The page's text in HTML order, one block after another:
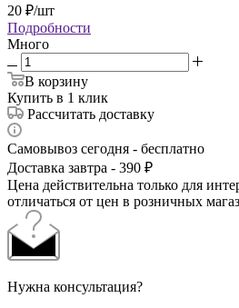
20 ₽/шт
Подробности
Много
В корзину
Купить в 1 клик
Рассчитать доставку
Самовывоз сегодня - бесплатно
Доставка завтра - 390 ₽
Цена действительна только для
отличаться от цен в розничных
Нужна консультация?